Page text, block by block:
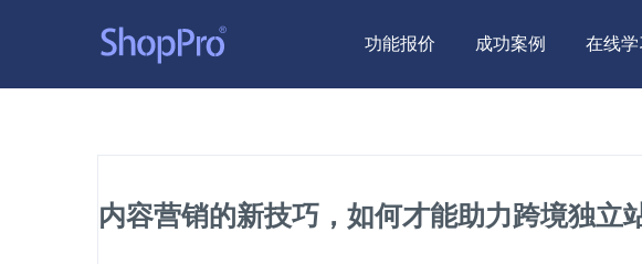
功能报价 成功案例 在线学
内容营销的新技巧，如何才能助力跨境独立